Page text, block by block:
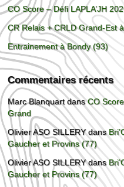
CO Score – Défi LAPLA’JH
CR Relais + CRLD Grand-Est
Entrainement à Bondy (93)
Commentaires récents
Marc BlanquartdansCO
Grand
Olivier ASO SILLERYdans
Gaucher et Provins (77)
Olivier ASO SILLERYdans
Gaucher et Provins (77)